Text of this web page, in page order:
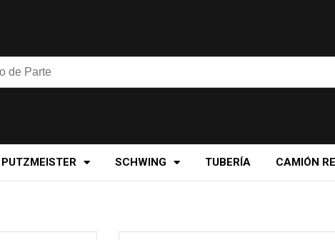
PUTZMEISTER SCHWING TUBERÍA CAMIÓN